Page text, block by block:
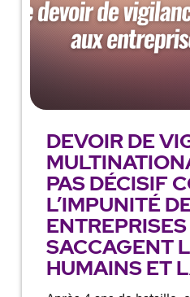
DEVOIR DE
PAS DÉCISIF
L’IMPUNITÉ
SACCAGENT
HUMAINS ET